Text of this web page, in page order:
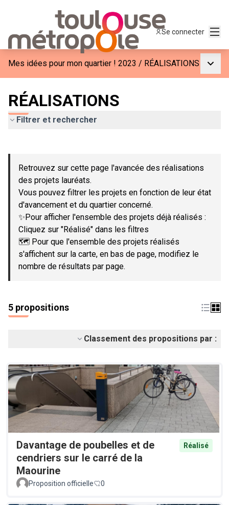
Se connecter
Mes idées pour mon quartier ! 2023 / RÉALISATIONS
RÉALISATIONS
Filtrer et rechercher
−
Retrouvez sur cette page l'avancée des réalisations
des projets lauréats.
Vous pouvez filtrer les projets en fonction de leur état
d'avancement et du quartier concerné.
✨Pour afficher l'ensemble des projets déjà réalisés :
Cliquez sur "Réalisé" dans les filtres
🗺️ Pour que l'ensemble des projets réalisés
s'affichent sur la carte, en bas de page, modifiez le
nombre de résultats par page.
5 propositions
Classement des propositions par :
Davantage de poubelles et de
cendriers sur le carré de la
Maourine
Réalisé
Proposition officielle 0